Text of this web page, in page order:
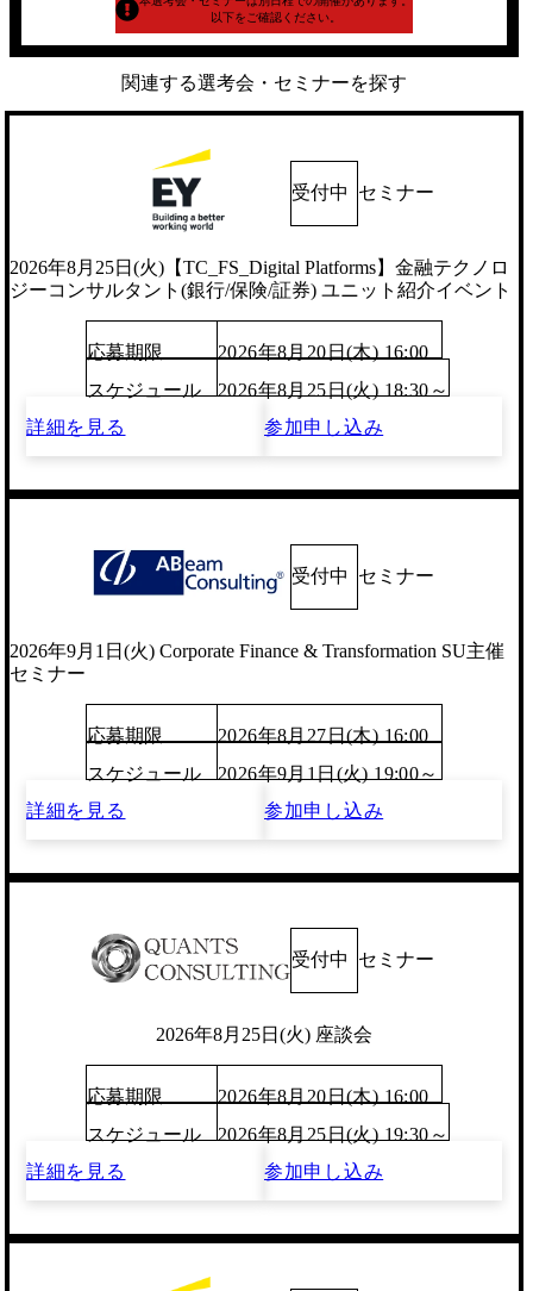
以下をご確認ください。
関連する選考会・セミナーを探す
受付中 セミナー
2026年8月25日(火)【TC_FS_Digital Platforms】金融テクノロ
ジーコンサルタント(銀行/保険/証券) ユニット紹介イベント
応募期限
2026年8月20日(木) 16:00
スケジュール
2026年8月25日(火) 18:30～
詳細を見る
参加申し込み
受付中 セミナー
2026年9月1日(火) Corporate Finance & Transformation SU主催
セミナー
応募期限
2026年8月27日(木) 16:00
スケジュール
2026年9月1日(火) 19:00～
詳細を見る
参加申し込み
受付中 セミナー
2026年8月25日(火) 座談会
応募期限
2026年8月20日(木) 16:00
スケジュール
2026年8月25日(火) 19:30～
詳細を見る
参加申し込み